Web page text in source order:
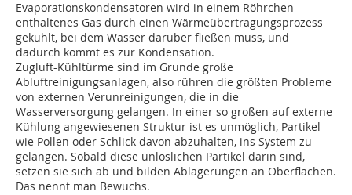
Evaporationskondensatoren wird in einem Röhrchen
enthaltenes Gas durch einen Wärmeübertragungsprozess
gekühlt, bei dem Wasser darüber fließen muss, und
dadurch kommt es zur Kondensation.
Zugluft-Kühltürme sind im Grunde große
Abluftreinigungsanlagen, also rühren die größten Probleme
von externen Verunreinigungen, die in die
Wasserversorgung gelangen. In einer so großen auf externe
Kühlung angewiesenen Struktur ist es unmöglich, Partikel
wie Pollen oder Schlick davon abzuhalten, ins System zu
gelangen. Sobald diese unlöslichen Partikel darin sind,
setzen sie sich ab und bilden Ablagerungen an Oberflächen.
Das nennt man Bewuchs.